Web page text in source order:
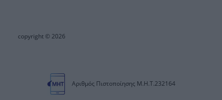
copyright © 2026
Αριθμός Πιστοποίησης Μ.Η.Τ.232164